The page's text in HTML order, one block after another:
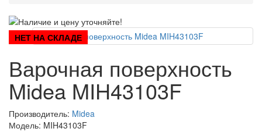
НЕТ НА СКЛАДЕ
Варочная поверхность
Midea MIH43103F
Производитель: Midea
Модель: MIH43103F